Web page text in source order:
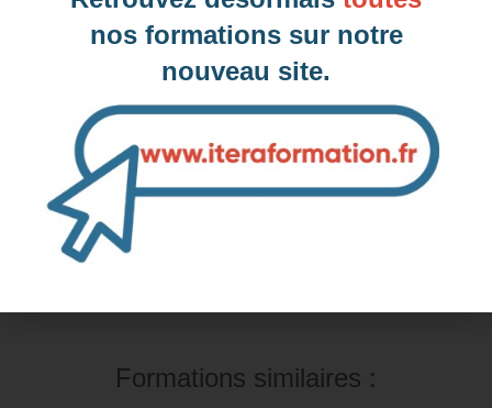
Inter-entreprise
Intra-entreprise et sur mesure
Formations similaires :
nos formations sur notre
nouveau site.